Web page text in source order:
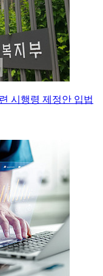
시행령 제정안 입법